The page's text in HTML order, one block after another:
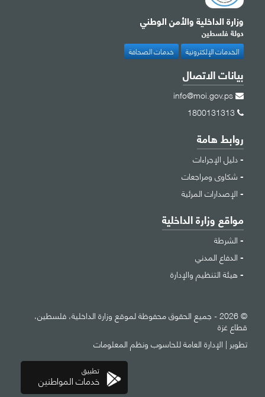
وزارة الداخلية والأمن الوطني
دولة فلسطين
الخدمات الإلكترونية خدمات الصحافة
بيانات الاتصال
info@moi.gov.ps
روابط هامة
دليل الإجراءات
شكاوى ومراجعات
الإصدارات المرئية
مواقع وزارة الداخلية
الشرطة
الدفاع المدني
هيئة التنظيم والإدارة
© 2026 - جميع الحقوق محفوظة لموقع وزارة الداخلية، فلسطين،
قطاع غزة
تطوير | الإدارة العامة للحاسوب ونظم المعلومات
تطبيق
خدمات المواطنين